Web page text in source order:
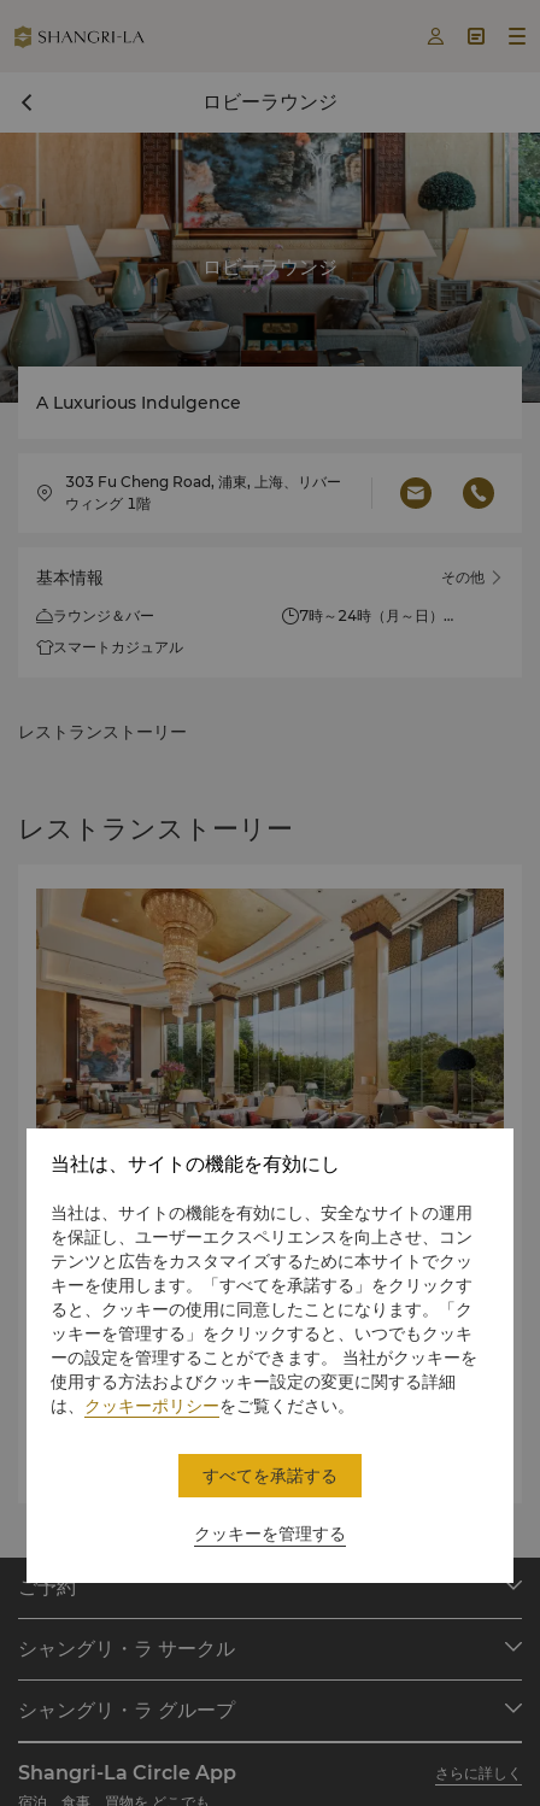
  
ロビーラウンジ
ロビーラウンジ
A Luxurious Indulgence
303 Fu Cheng Road, 浦東, 上海、リバー
ウィング 1階
基本情報 その他
ラウンジ＆バー
7時～24時（月～日）
スマートカジュアル
レストランストーリー
レストランストーリー
A Luxurious Indulgence
The Lobby Lounge is elegantly decorated with
stunning crystal chandeliers and large floor-to-
ceiling windows, creating a luxurious and
comfortable ambiance. With soothing melodies
playing in the background, you can indulge in
delightful afternoon tea or savor exquisite cocktails
and fine wines in the evening.
ご予約
ご予約の検索
レストラン＆バー
シャングリ・ラ サークル
シャングリ・ラ サークルに入会
よくあるお問合せや質問
シャングリ・ラ グループ
シャングリ・ラ ブランド
採用情報
Shangri-La Circle App
さらに詳しく
宿泊、食事、買物を どこでも
当社は、サイトの機能を有効にし
当社は、サイトの機能を有効にし、安全なサイトの運用
を保証し、ユーザーエクスペリエンスを向上させ、コン
テンツと広告をカスタマイズするために本サイトでクッ
キーを使用します。「すべてを承諾する」をクリックす
ると、クッキーの使用に同意したことになります。「ク
ッキーを管理する」をクリックすると、いつでもクッキ
ーの設定を管理することができます。 当社がクッキーを
使用する方法およびクッキー設定の変更に関する詳細
は、 クッキーポリシーをご覧ください。
クッキーを管理する
すべてを承諾する